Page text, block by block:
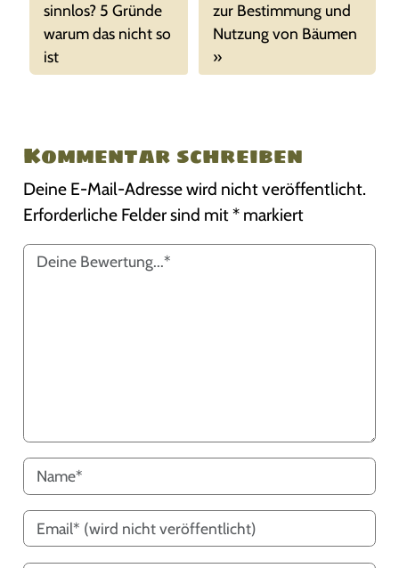
sinnlos? 5 Gründe
warum das nicht so
ist
zur Bestimmung und
Nutzung von Bäumen
Kommentar schreiben
Deine E-Mail-Adresse wird nicht veröffentlicht.
Erforderliche Felder sind mit* markiert